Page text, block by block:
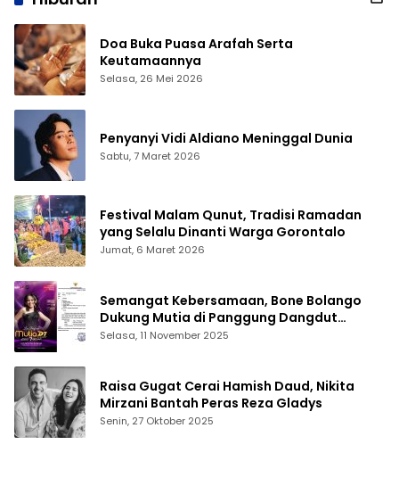
Doa Buka Puasa Arafah Serta
Keutamaannya
Selasa, 26 Mei 2026
Penyanyi Vidi Aldiano Meninggal Dunia
Sabtu, 7 Maret 2026
Festival Malam Qunut, Tradisi Ramadan
yang Selalu Dinanti Warga Gorontalo
Jumat, 6 Maret 2026
Semangat Kebersamaan, Bone Bolango
Dukung Mutia di Panggung Dangdut
Academy 7
Selasa, 11 November 2025
Raisa Gugat Cerai Hamish Daud, Nikita
Mirzani Bantah Peras Reza Gladys
Senin, 27 Oktober 2025